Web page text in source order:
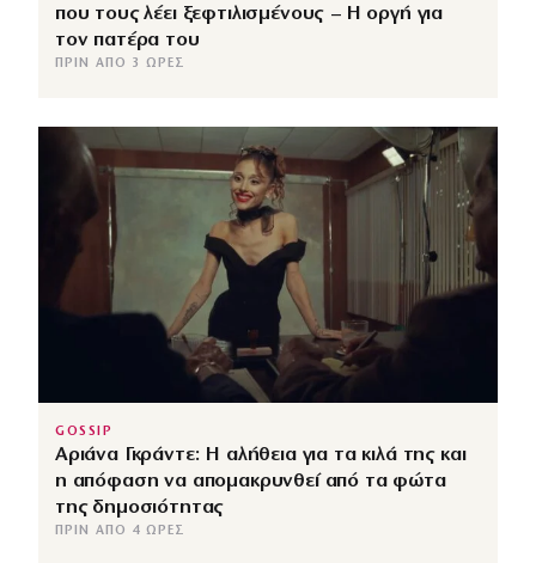
που τους λέει ξεφτιλισμένους – Η οργή για
τον πατέρα του
ΠΡΙΝ ΑΠΌ 3 ΏΡΕΣ
GOSSIP
Αριάνα Γκράντε: Η αλήθεια για τα κιλά της και
η απόφαση να απομακρυνθεί από τα φώτα
της δημοσιότητας
ΠΡΙΝ ΑΠΌ 4 ΏΡΕΣ